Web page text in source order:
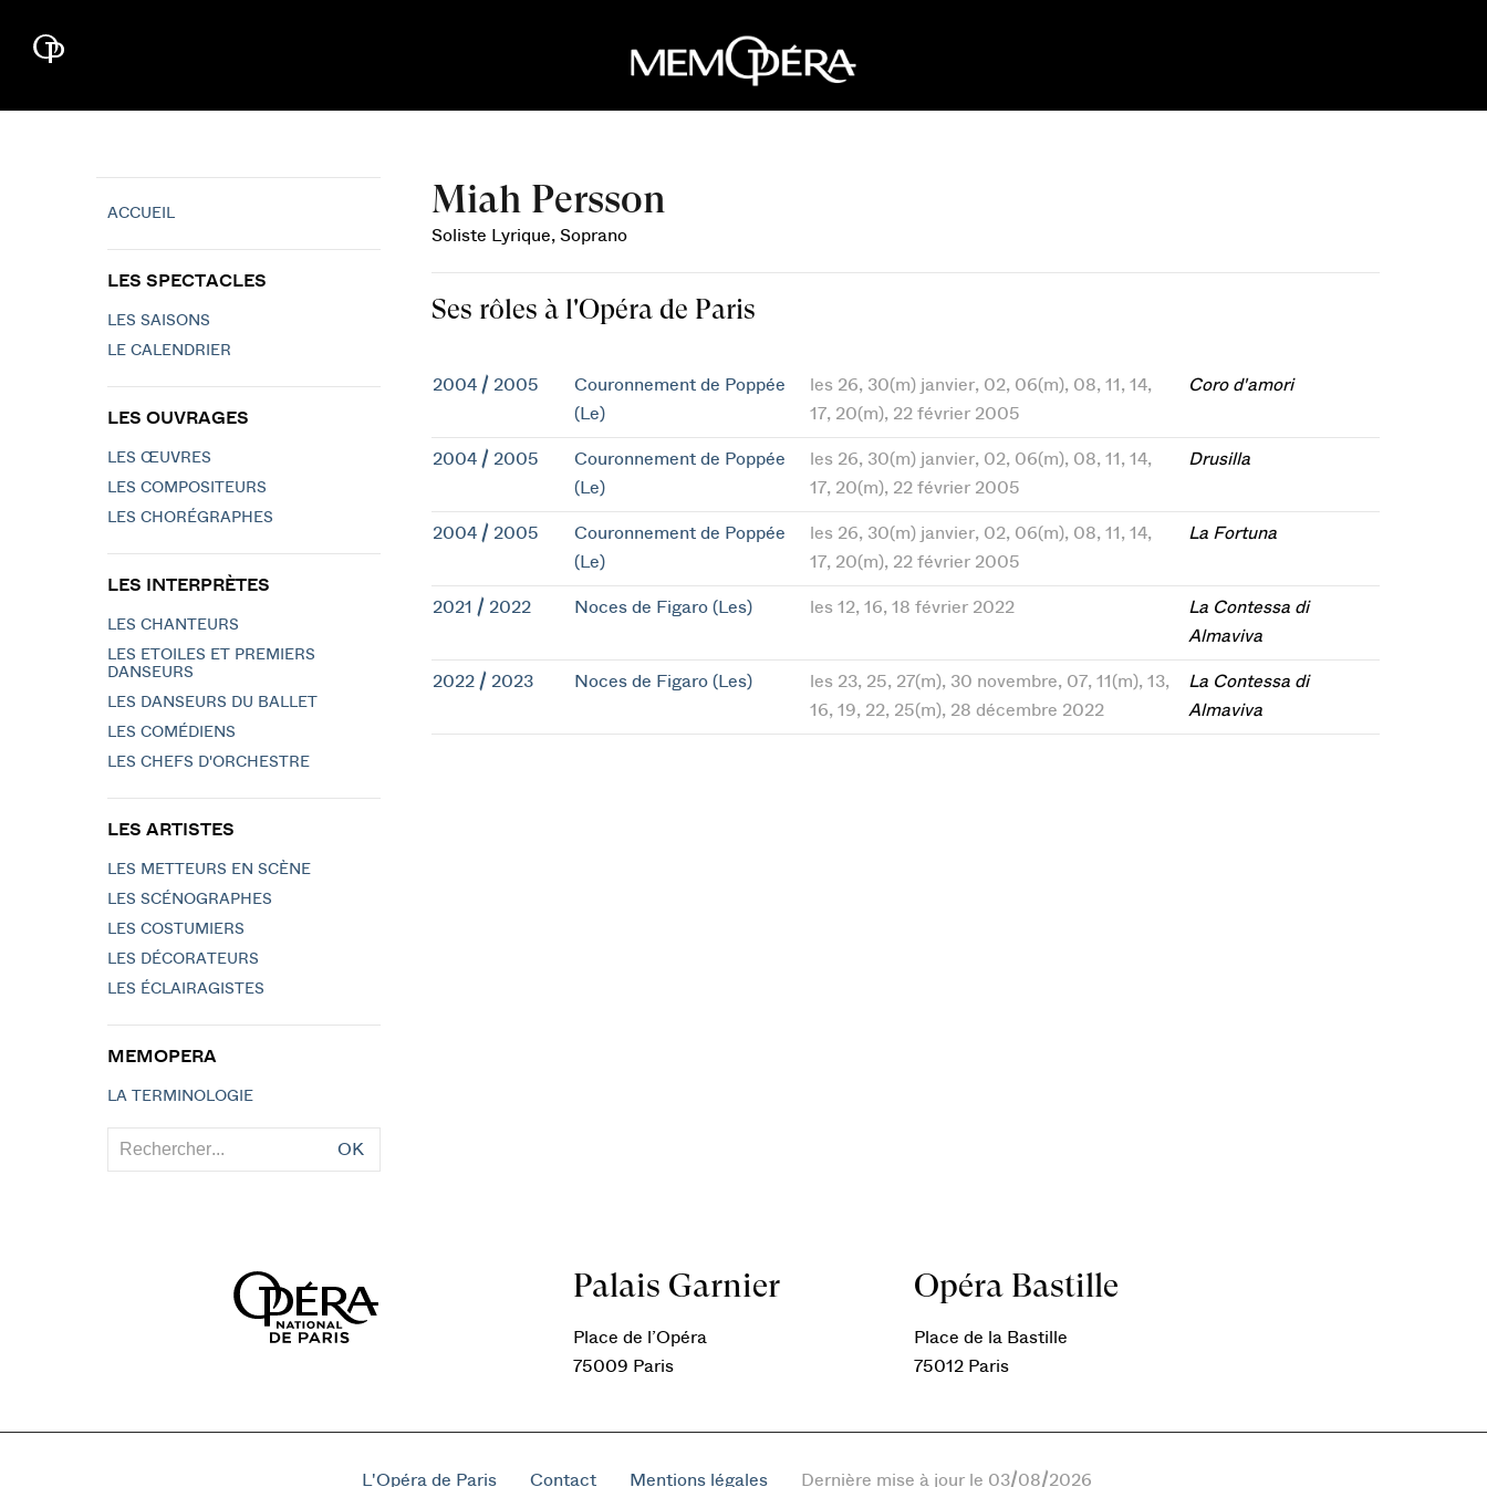
Miah Persson
Soliste Lyrique, Soprano
Ses rôles à l'Opéra de Paris
2004 / 2005
Couronnement de Poppée
(Le)
les 26, 30(m) janvier, 02, 06(m), 08, 11, 14,
17, 20(m), 22 février 2005
Coro d'amori
2004 / 2005
Couronnement de Poppée
(Le)
les 26, 30(m) janvier, 02, 06(m), 08, 11, 14,
17, 20(m), 22 février 2005
Drusilla
2004 / 2005
Couronnement de Poppée
(Le)
les 26, 30(m) janvier, 02, 06(m), 08, 11, 14,
17, 20(m), 22 février 2005
La Fortuna
2021 / 2022 Noces de Figaro (Les) les 12, 16, 18 février 2022
La Contessa di
Almaviva
2022 / 2023 Noces de Figaro (Les)
les 23, 25, 27(m), 30 novembre, 07, 11(m), 13,
16, 19, 22, 25(m), 28 décembre 2022
La Contessa di
Almaviva
ACCUEIL
LES SPECTACLES
LES SAISONS
LE CALENDRIER
LES OUVRAGES
LES ŒUVRES
LES COMPOSITEURS
LES CHORÉGRAPHES
LES INTERPRÈTES
LES CHANTEURS
LES ETOILES ET PREMIERS
DANSEURS
LES DANSEURS DU BALLET
LES COMÉDIENS
LES CHEFS D'ORCHESTRE
LES ARTISTES
LES METTEURS EN SCÈNE
LES SCÉNOGRAPHES
LES COSTUMIERS
LES DÉCORATEURS
LES ÉCLAIRAGISTES
MEMOPERA
LA TERMINOLOGIE
OK
Palais Garnier
Place de l’Opéra
75009 Paris
Opéra Bastille
Place de la Bastille
75012 Paris
L'Opéra de Paris Contact Mentions légales Dernière mise à jour le 03/08/2026